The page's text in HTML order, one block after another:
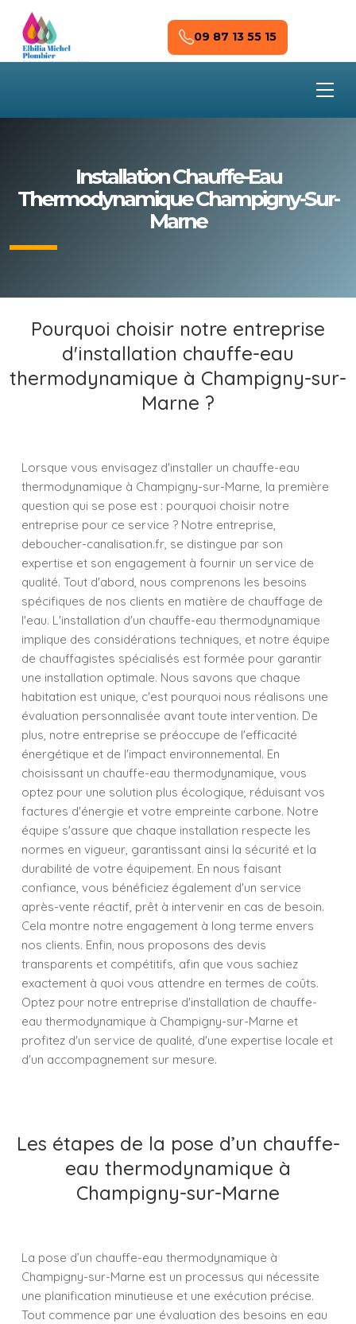
Skip to main content
09 87 13 55 15
Installation Chauffe-Eau
Thermodynamique Champigny-Sur-
Marne
Pourquoi choisir notre entreprise
d'installation chauffe-eau
thermodynamique à Champigny-sur-
Marne ?
Lorsque vous envisagez d'installer un chauffe-eau
thermodynamique à Champigny-sur-Marne, la première
question qui se pose est : pourquoi choisir notre
entreprise pour ce service ? Notre entreprise,
deboucher-canalisation.fr, se distingue par son
expertise et son engagement à fournir un service de
qualité. Tout d'abord, nous comprenons les besoins
spécifiques de nos clients en matière de chauffage de
l'eau. L'installation d'un chauffe-eau thermodynamique
implique des considérations techniques, et notre équipe
de chauffagistes spécialisés est formée pour garantir
une installation optimale. Nous savons que chaque
habitation est unique, c'est pourquoi nous réalisons une
évaluation personnalisée avant toute intervention. De
plus, notre entreprise se préoccupe de l'efficacité
énergétique et de l'impact environnemental. En
choisissant un chauffe-eau thermodynamique, vous
optez pour une solution plus écologique, réduisant vos
factures d'énergie et votre empreinte carbone. Notre
équipe s'assure que chaque installation respecte les
normes en vigueur, garantissant ainsi la sécurité et la
durabilité de votre équipement. En nous faisant
confiance, vous bénéficiez également d'un service
après-vente réactif, prêt à intervenir en cas de besoin.
Cela montre notre engagement à long terme envers
nos clients. Enfin, nous proposons des devis
transparents et compétitifs, afin que vous sachiez
exactement à quoi vous attendre en termes de coûts.
Optez pour notre entreprise d'installation de chauffe-
eau thermodynamique à Champigny-sur-Marne et
profitez d'un service de qualité, d'une expertise locale et
d'un accompagnement sur mesure.
Les étapes de la pose d’un chauffe-
eau thermodynamique à
Champigny-sur-Marne
La pose d’un chauffe-eau thermodynamique à
Champigny-sur-Marne est un processus qui nécessite
une planification minutieuse et une exécution précise.
Tout commence par une évaluation des besoins en eau